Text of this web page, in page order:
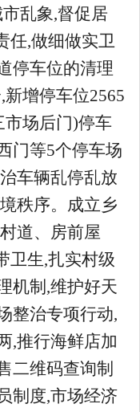
乱象,督促居
任,做细做实卫
停车位的清理
增停车位2565
市场后门)停车
门等5个停车场
车辆乱停乱放
秩序。成立乡
道、房前屋
卫生,扎实村级
机制,维护好天
整治专项行动,
,推行海鲜店加
二维码查询制
制度,市场经济